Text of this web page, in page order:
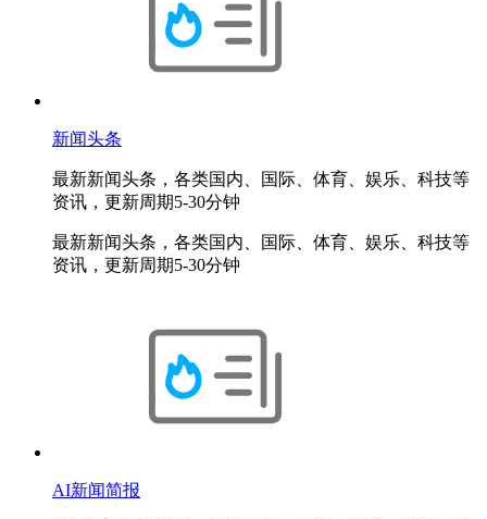
新闻头条
最新新闻头条，各类国内、国际、体育、娱乐、科技等
资讯，更新周期5-30分钟
最新新闻头条，各类国内、国际、体育、娱乐、科技等
资讯，更新周期5-30分钟
AI新闻简报